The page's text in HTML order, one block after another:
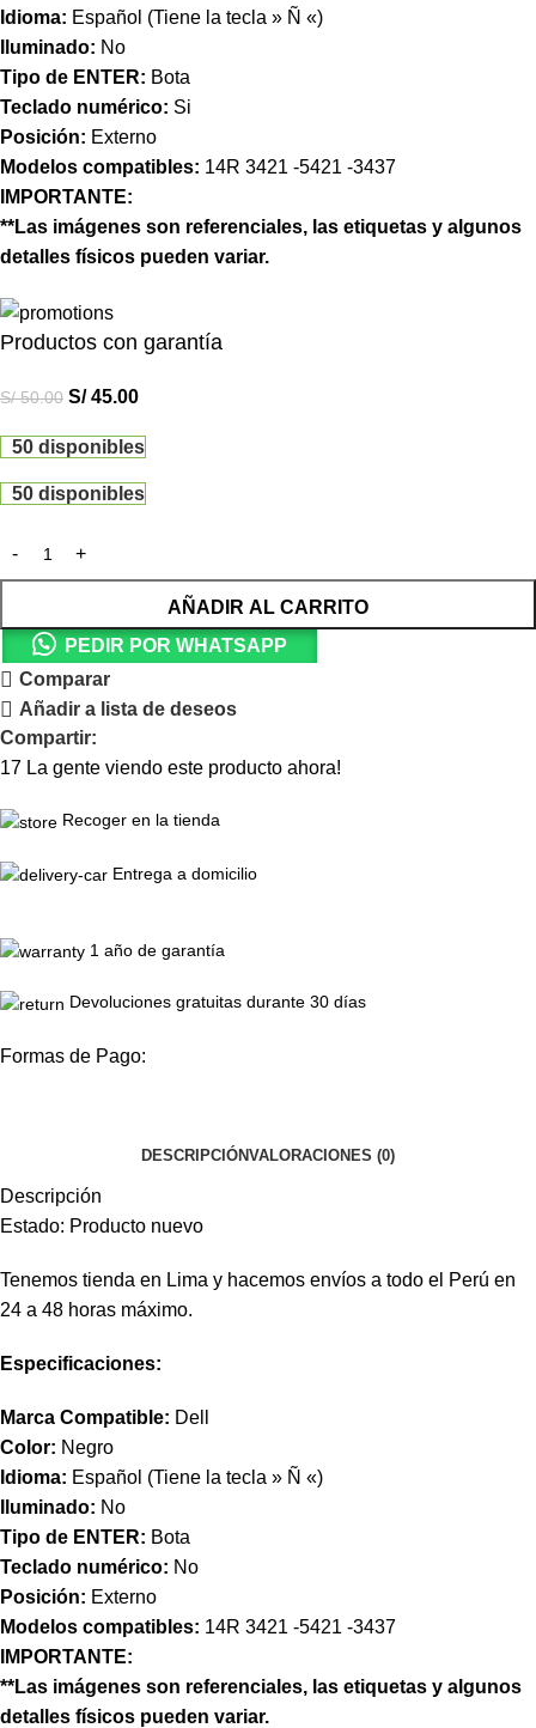
Idioma: Español (Tiene la tecla » Ñ «)
Iluminado: No
Tipo de ENTER: Bota
Teclado numérico: Si
Posición: Externo
Modelos compatibles: 14R 3421 -5421 -3437
IMPORTANTE:
**Las imágenes son referenciales, las etiquetas y algunos
detalles físicos pueden variar.
Productos con garantía
S/50.00 S/45.00
50 disponibles
50 disponibles
AÑADIR AL CARRITO
PEDIR POR WHATSAPP
Comparar
Añadir a lista de deseos
Compartir:
17 La gente viendo este producto ahora!
Recoger en la tienda
Entrega a domicilio
1 año de garantía
Devoluciones gratuitas durante 30 días
Formas de Pago:
DESCRIPCIÓNVALORACIONES (0)
Descripción
Estado: Producto nuevo
Tenemos tienda en Lima y hacemos envíos a todo el Perú en
24 a 48 horas máximo.
Especificaciones:
Marca Compatible: Dell
Color: Negro
Idioma: Español (Tiene la tecla » Ñ «)
Iluminado: No
Tipo de ENTER: Bota
Teclado numérico: No
Posición: Externo
Modelos compatibles: 14R 3421 -5421 -3437
IMPORTANTE:
**Las imágenes son referenciales, las etiquetas y algunos
detalles físicos pueden variar.